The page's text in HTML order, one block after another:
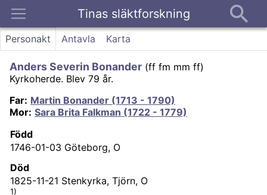
Tinas släktforskning
Kontakt
Personakt Antavla Karta
Anders Severin Bonander (ff fm mm ff)
Kyrkoherde. Blev 79 år.
Far: Martin Bonander (1713 - 1790)
Mor: Sara Brita Falkman (1722 - 1779)
Född
1746-01-03 Göteborg, O
Död
1825-11-21 Stenkyrka, Tjörn, O
1)